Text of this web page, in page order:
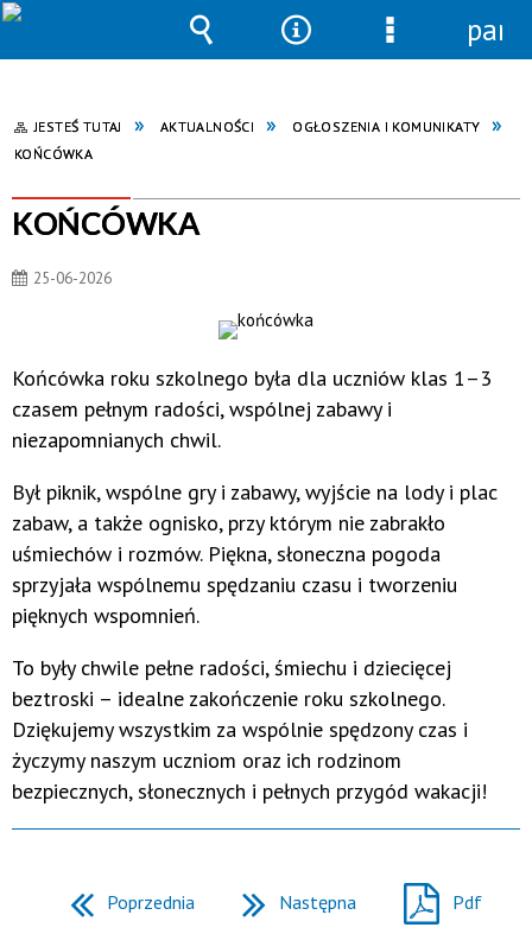
JESTEŚ TUTAJ AKTUALNOŚCI
OGŁOSZENIA I KOMUNIKATY
KOŃCÓWKA
KOŃCÓWKA
25-06-2026
Końcówka roku szkolnego była dla uczniów klas 1–3
czasem pełnym radości, wspólnej zabawy i
niezapomnianych chwil.
Był piknik, wspólne gry i zabawy, wyjście na lody i plac
zabaw, a także ognisko, przy którym nie zabrakło
uśmiechów i rozmów. Piękna, słoneczna pogoda
sprzyjała wspólnemu spędzaniu czasu i tworzeniu
pięknych wspomnień.
To były chwile pełne radości, śmiechu i dziecięcej
beztroski – idealne zakończenie roku szkolnego.
Dziękujemy wszystkim za wspólnie spędzony czas i
życzymy naszym uczniom oraz ich rodzinom
bezpiecznych, słonecznych i pełnych przygód wakacji!
Poprzednia Następna Pdf
Wyszukiwarka
NarzędziaMenu